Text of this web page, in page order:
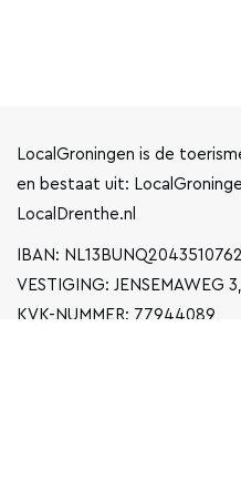
LocalGroningen is de
en bestaat uit:
LocalDrenthe.nl
IBAN: NL13BUNQ2043510762
VESTIGING: JENSEMAWEG
KVK-NUMMER: 77944089